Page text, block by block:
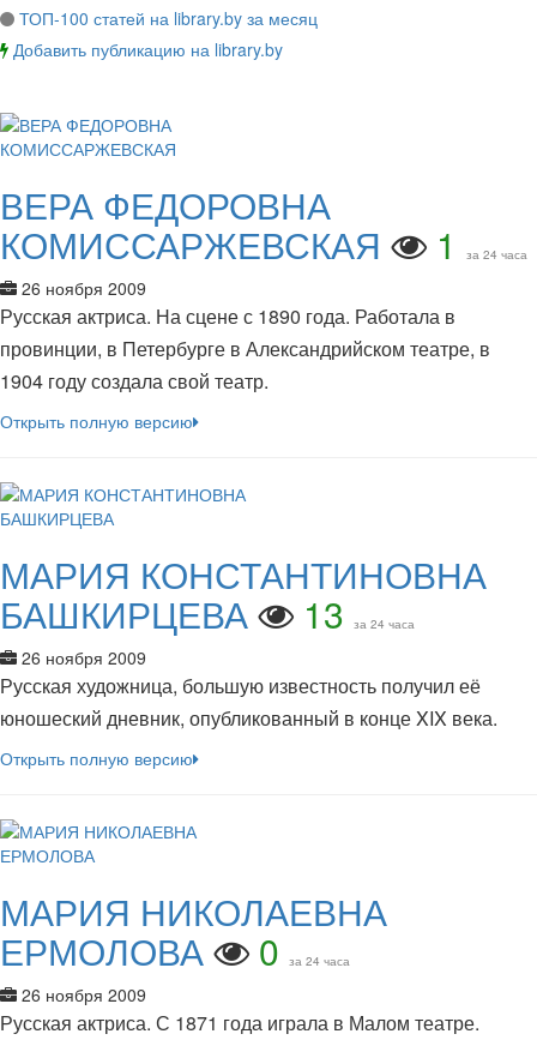
ТОП-100 статей на library.by за месяц
Добавить публикацию на library.by
ВЕРА ФЕДОРОВНА
КОМИССАРЖЕВСКАЯ 1 за 24 часа
26 ноября 2009
Русская актриса. На сцене с 1890 года. Работала в
провинции, в Петербурге в Александрийском театре, в
1904 году создала свой театр.
Открыть полную версию
МАРИЯ КОНСТАНТИНОВНА
БАШКИРЦЕВА 13 за 24 часа
26 ноября 2009
Русская художница, большую известность получил её
юношеский дневник, опубликованный в конце XIX века.
Открыть полную версию
МАРИЯ НИКОЛАЕВНА
ЕРМОЛОВА 0 за 24 часа
26 ноября 2009
Русская актриса. С 1871 года играла в Малом театре.